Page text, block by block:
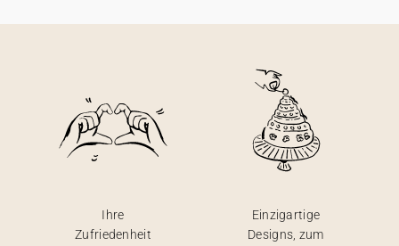
Ihre
Zufriedenheit
Einzigartige
Designs, zum